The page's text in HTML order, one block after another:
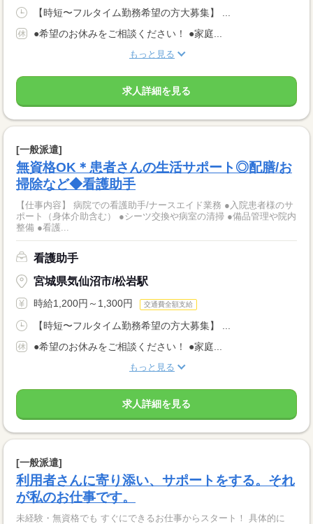
【時短〜フルタイム勤務希望の方大募集】 ...
●希望のお休みをご相談ください！ ●家庭...
もっと見る
求人詳細を見る
[一般派遣]
無資格OK＊患者さんの生活サポート◎配膳/お
掃除など◆看護助手
【仕事内容】 病院での看護助手/ナースエイド業務 ●入院患者様のサ
ポート（身体介助含む） ●シーツ交換や病室の清掃 ●備品管理や院内
整備 ●看護...
看護助手
宮城県気仙沼市/松岩駅
時給1,200円～1,300円 交通費全額支給
【時短〜フルタイム勤務希望の方大募集】 ...
●希望のお休みをご相談ください！ ●家庭...
もっと見る
求人詳細を見る
[一般派遣]
利用者さんに寄り添い、サポートをする。それ
が私のお仕事です。
未経験・無資格でも すぐにできるお仕事からスタート！ 具体的に